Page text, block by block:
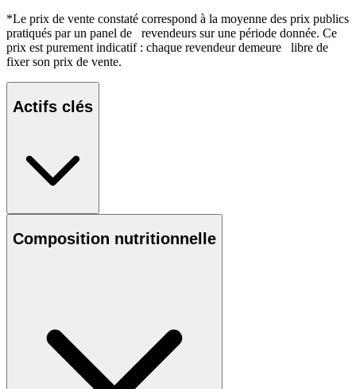
*Le prix de vente constaté correspond à la moyenne des prix publics
pratiqués par un panel de revendeurs sur une période donnée. Ce
prix est purement indicatif : chaque revendeur demeure libre de
fixer son prix de vente.
Actifs clés
Composition nutritionnelle